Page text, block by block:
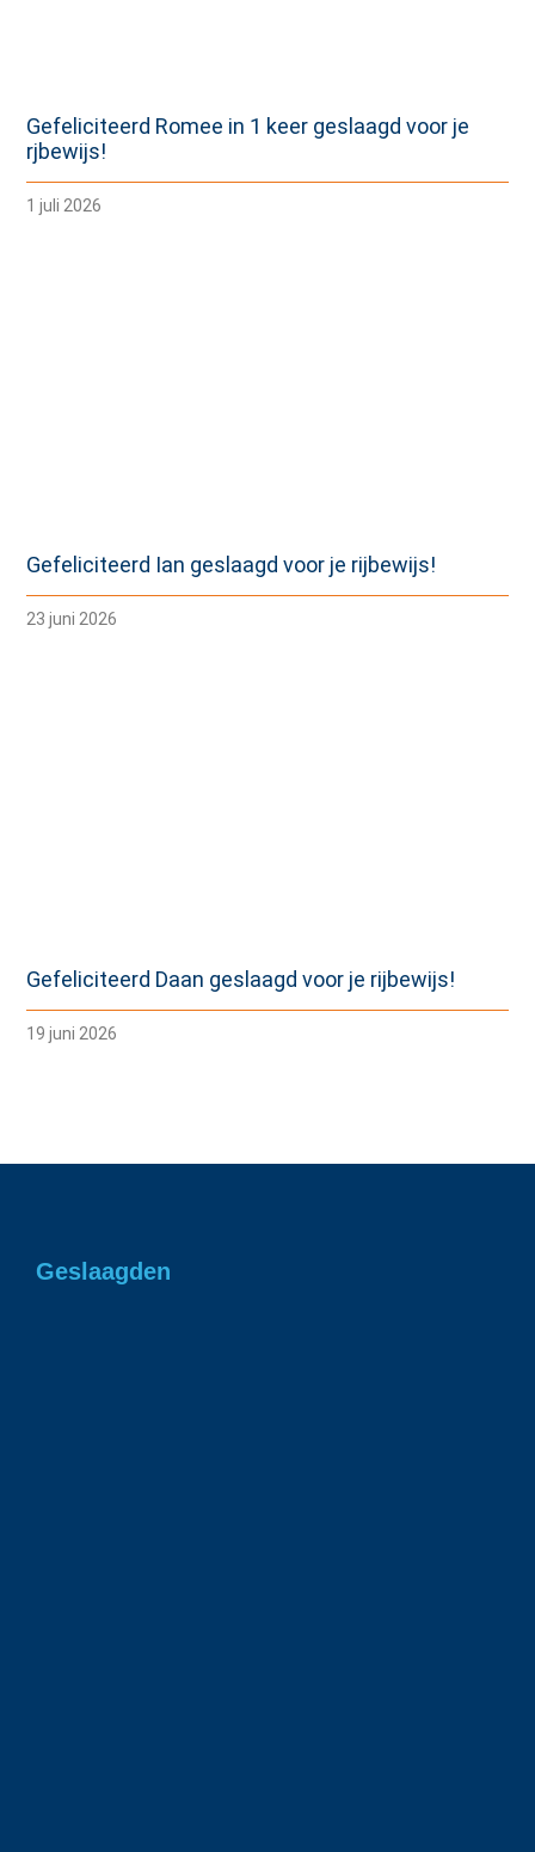
Gefeliciteerd Romee in 1 keer geslaagd voor je
rjbewijs!
1 juli 2026
Gefeliciteerd Ian geslaagd voor je rijbewijs!
23 juni 2026
Gefeliciteerd Daan geslaagd voor je rijbewijs!
19 juni 2026
Geslaagden